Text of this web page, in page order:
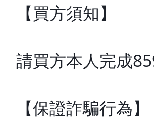
【買方須知】
請買方本人完成
【保證詐騙行為】